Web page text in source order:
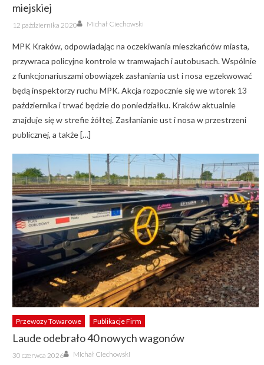
miejskiej
Posted
on
12 października 2020 Author
Michał Ciechowski
MPK Kraków, odpowiadając na oczekiwania mieszkańców miasta,
przywraca policyjne kontrole w tramwajach i autobusach. Wspólnie
z funkcjonariuszami obowiązek zasłaniania ust i nosa egzekwować
będą inspektorzy ruchu MPK. Akcja rozpocznie się we wtorek 13
października i trwać będzie do poniedziałku. Kraków aktualnie
znajduje się w strefie żółtej. Zasłanianie ust i nosa w przestrzeni
publicznej, a także […]
Przewozy Towarowe Publikacje Firm
Laude odebrało 40 nowych wagonów
Posted
on
30 czerwca 2026 Author
Michał Ciechowski